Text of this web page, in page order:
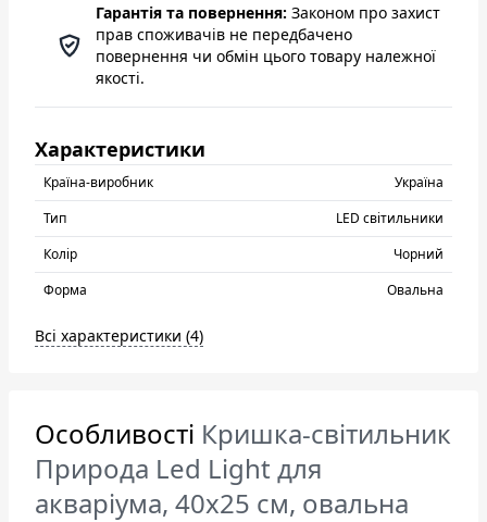
Гарантія та повернення: Законом про захист
прав споживачів не передбачено
повернення чи обмін цього товару належної
якості.
Характеристики
Країна-виробник
Україна
Тип
LED світильники
Колір
Чорний
Форма
Овальна
Всі характеристики (4)
Особливості Кришка-світильник
Природа Led Light для
акваріума, 40х25 см, овальна